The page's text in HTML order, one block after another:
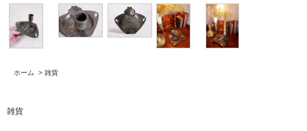
ホーム > 雑貨
雑貨